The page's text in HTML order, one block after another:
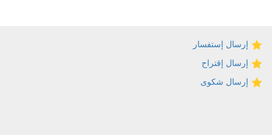
إرسال إستفسار
إرسال إقتراح
إرسال شكوى